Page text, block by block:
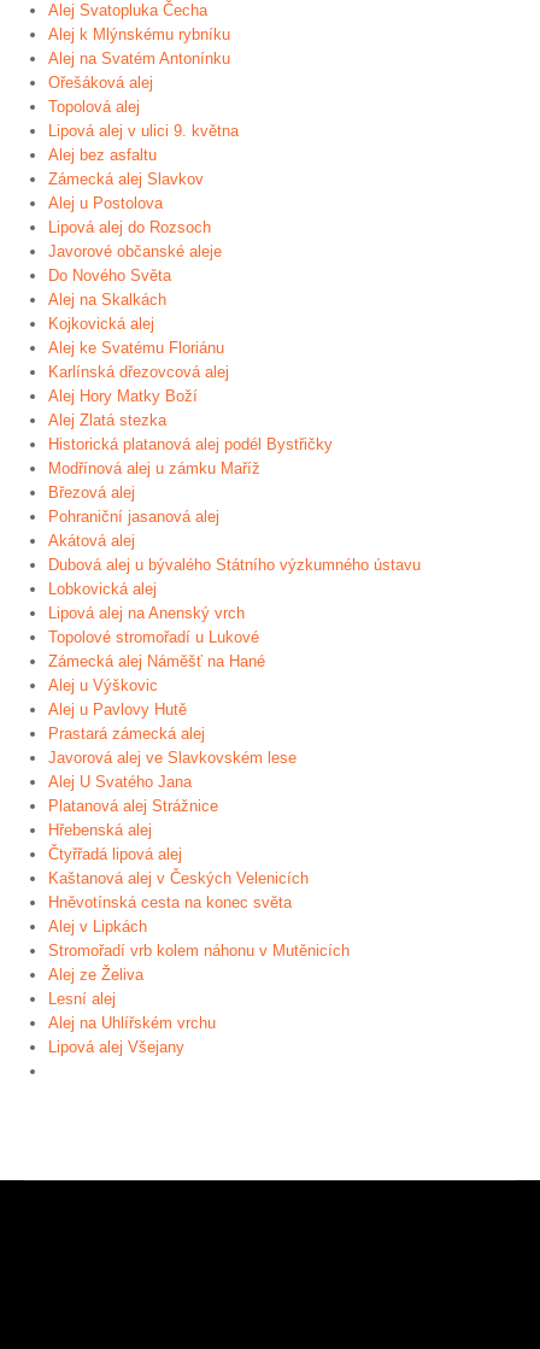
Alej Svatopluka Čecha
Alej k Mlýnskému rybníku
Alej na Svatém Antonínku
Ořešáková alej
Topolová alej
Lipová alej v ulici 9. května
Alej bez asfaltu
Zámecká alej Slavkov
Alej u Postolova
Lipová alej do Rozsoch
Javorové občanské aleje
Do Nového Světa
Alej na Skalkách
Kojkovická alej
Alej ke Svatému Floriánu
Karlínská dřezovcová alej
Alej Hory Matky Boží
Alej Zlatá stezka
Historická platanová alej podél Bystřičky
Modřínová alej u zámku Maříž
Březová alej
Pohraniční jasanová alej
Akátová alej
Dubová alej u bývalého Státního výzkumného ústavu
Lobkovická alej
Lipová alej na Anenský vrch
Topolové stromořadí u Lukové
Zámecká alej Náměšť na Hané
Alej u Výškovic
Alej u Pavlovy Hutě
Prastará zámecká alej
Javorová alej ve Slavkovském lese
Alej U Svatého Jana
Platanová alej Strážnice
Hřebenská alej
Čtyřřadá lipová alej
Kaštanová alej v Českých Velenicích
Hněvotínská cesta na konec světa
Alej v Lipkách
Stromořadí vrb kolem náhonu v Mutěnicích
Alej ze Želiva
Lesní alej
Alej na Uhlířském vrchu
Lipová alej Všejany